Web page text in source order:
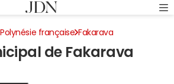
Polynésie française Fakarava
de Fakarava